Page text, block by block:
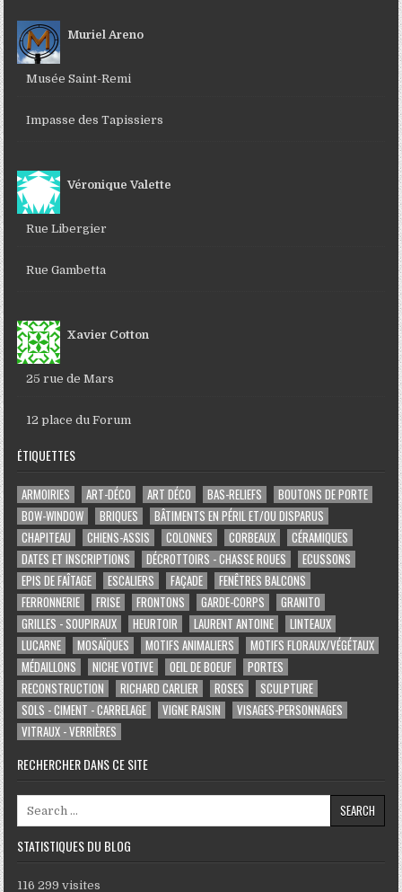
Muriel Areno
Musée Saint-Remi
Impasse des Tapissiers
Véronique Valette
Rue Libergier
Rue Gambetta
Xavier Cotton
25 rue de Mars
12 place du Forum
ÉTIQUETTES
ARMOIRIES ART-DÉCO ART DÉCO BAS-RELIEFS
BOUTONS DE PORTE
BOW-WINDOW
BRIQUES
BÂTIMENTS EN PÉRIL ET/OU DISPARUS
CHAPITEAU
CHIENS-ASSIS COLONNES CORBEAUX
CÉRAMIQUES
DATES ET INSCRIPTIONS
DÉCROTTOIRS - CHASSE ROUES
ECUSSONS
EPIS DE FAÎTAGE
ESCALIERS FAÇADE
FENÊTRES BALCONS
FERRONNERIE
FRISE FRONTONS GARDE-CORPS
GRANITO
GRILLES - SOUPIRAUX
HEURTOIR LAURENT ANTOINE
LINTEAUX
LUCARNE
MOSAÏQUES MOTIFS ANIMALIERS
MOTIFS FLORAUX/VÉGÉTAUX
MÉDAILLONS
NICHE VOTIVE OEIL DE BOEUF
PORTES
RECONSTRUCTION
RICHARD CARLIER ROSES
SCULPTURE
SOLS - CIMENT - CARRELAGE
VIGNE RAISIN
VISAGES-PERSONNAGES
VITRAUX - VERRIÈRES
RECHERCHER DANS CE SITE
Search for:
STATISTIQUES DU BLOG
116 299 visites